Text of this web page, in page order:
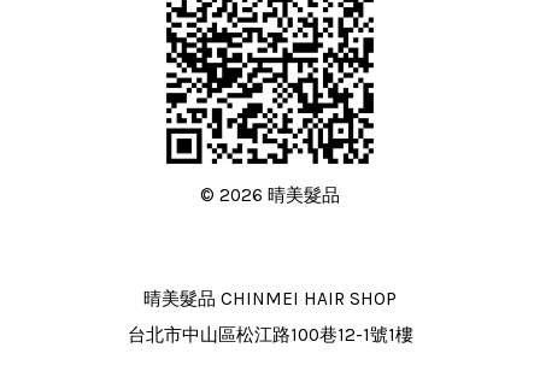
© 2026 晴美髮品
晴美髮品 CHINMEI HAIR SHOP
台北市中山區松江路100巷12-1號1樓